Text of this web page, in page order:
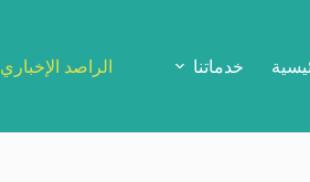
خدماتنا الراصد الإخباري